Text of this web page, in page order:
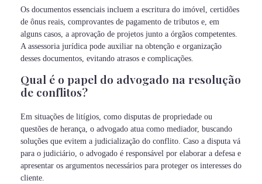
Os documentos essenciais incluem a escritura do imóvel, certidões
de ônus reais, comprovantes de pagamento de tributos e, em
alguns casos, a aprovação de projetos junto a órgãos competentes.
A assessoria jurídica pode auxiliar na obtenção e organização
desses documentos, evitando atrasos e complicações.
Qual é o papel do advogado na resolução
de conflitos?
Em situações de litígios, como disputas de propriedade ou
questões de herança, o advogado atua como mediador, buscando
soluções que evitem a judicialização do conflito. Caso a disputa vá
para o judiciário, o advogado é responsável por elaborar a defesa e
apresentar os argumentos necessários para proteger os interesses do
cliente.